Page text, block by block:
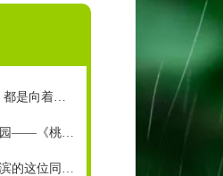
小寒|每一个踏雪而行的日子，都是向着未来在冲刺
国学导诵·1月｜跟着古文归田园——《桃花源记》（节选）
亲子共读｜除了“冻梨”，哈尔滨的这位同学还有这样一个心爱之物……（配朗诵音频）